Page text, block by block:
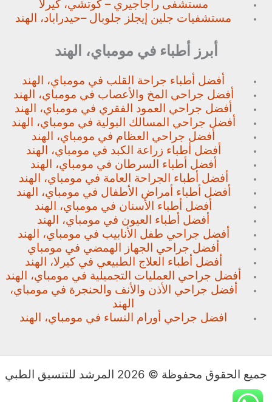
مستشفى راجاجيري – كوتشي، كيرلا
مستشفيات جلين إيجلز جلوبال –حيدراباد، الهند
أبرز أطباء في مومباي، الهند
أفضل أطباء جراحة القلب في مومباي، الهند
أفضل جراحي المخ والأعصاب في مومباي، الهند
أفضل جراحي العمود الفقري في مومباي، الهند
أفضل جراحي المسالك البولية في مومباي، الهند
أفضل جراحي العظام في مومباي، الهند
أفضل أطباء زراعة الكبد في مومباي، الهند
أفضل أطباء السرطان في مومباي، الهند
أفضل أطباء الجراحة العامة في مومباي، الهند
أفضل أطباء أمراض الأطفال في مومباي، الهند
أفضل أطباء الأسنان في مومباي، الهند
أفضل أطباء العيون في مومباي، الهند
أفضل جراحي طفل الأنابيب في مومباي، الهند
أفضل جراحي الجهاز الهمضي في مومباي
أفضل أطباء العلاج الطبيعي في كيرلا، الهند
أفضل جراحي العمليات التجميلية في مومباي، الهند
أفضل جراحي الأذن والأنف والحنجرة في مومباي،
الهند
افضل جراحي أورام النساء في مومباي، الهند
جميع الحقوق محفوظة © 2026 المرشد للتنسيق الطبي